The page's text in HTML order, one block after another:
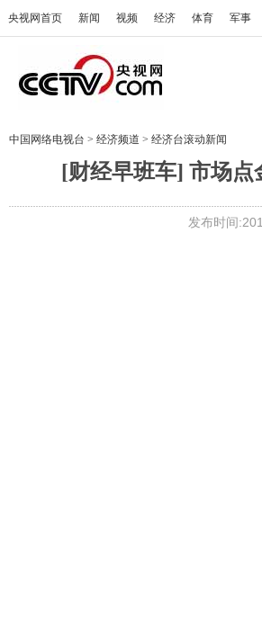
央视网首页 新闻 视频 经济 体育 军事
中国网络电视台 > 经济频道 > 经济台滚动新闻
[财经早班车] 市场
发布时间